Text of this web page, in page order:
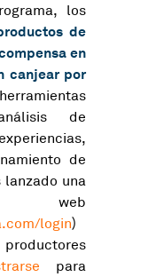
los
de
en
canjear por
de
de
lanzado una
login)
para